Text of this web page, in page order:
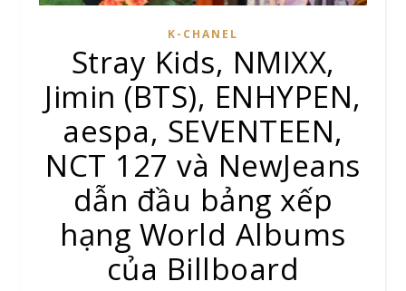
K-CHANEL
Stray Kids, NMIXX,
Jimin (BTS), ENHYPEN,
aespa, SEVENTEEN,
NCT 127 và NewJeans
dẫn đầu bảng xếp
hạng World Albums
của Billboard